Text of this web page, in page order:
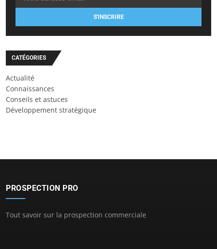
S'INSCRIRE
CATÉGORIES
Actualité
Connaissances
Conseils et astuces
Développement stratégique
PROSPECTION PRO
Tout savoir sur la prospection commerciale